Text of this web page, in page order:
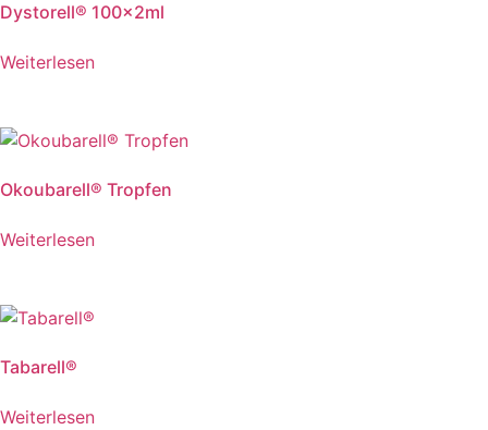
Dystorell® 100x2ml
Weiterlesen
Okoubarell® Tropfen
Weiterlesen
Tabarell®
Weiterlesen